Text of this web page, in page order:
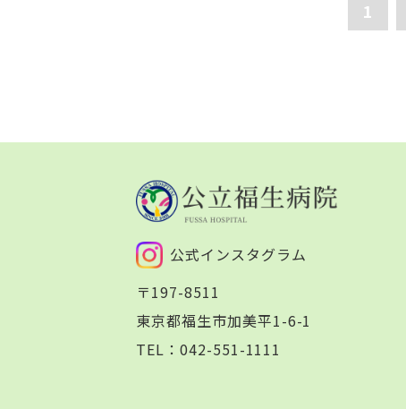
1
公式インスタグラム
〒197-8511
東京都福生市加美平1-6-1
TEL： 042-551-1111